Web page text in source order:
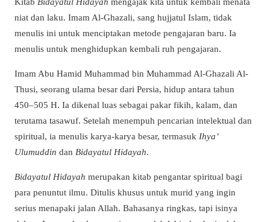
niat dan laku. Imam Al-Ghazali, sang hujjatul Islam, tidak
menulis ini untuk menciptakan metode pengajaran baru. Ia
menulis untuk menghidupkan kembali ruh pengajaran.
Imam Abu Hamid Muhammad bin Muhammad Al-Ghazali Al-
Thusi, seorang ulama besar dari Persia, hidup antara tahun
450–505 H. Ia dikenal luas sebagai pakar fikih, kalam, dan
terutama tasawuf. Setelah menempuh pencarian intelektual dan
spiritual, ia menulis karya-karya besar, termasuk Ihya’
Ulumuddin dan Bidayatul Hidayah.
Bidayatul Hidayah merupakan kitab pengantar spiritual bagi
para penuntut ilmu. Ditulis khusus untuk murid yang ingin
serius menapaki jalan Allah. Bahasanya ringkas, tapi isinya